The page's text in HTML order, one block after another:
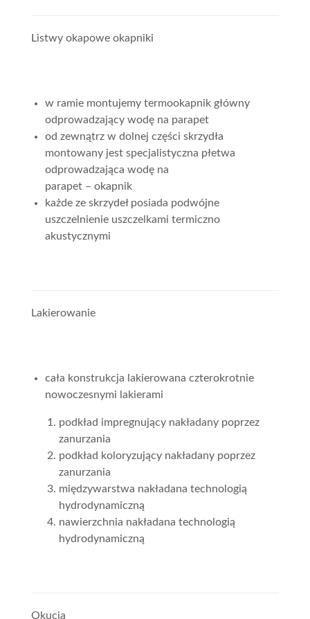
Listwy okapowe okapniki
w ramie montujemy termookapnik główny
odprowadzający wodę na parapet
od zewnątrz w dolnej części skrzydła
montowany jest specjalistyczna płetwa
odprowadzająca wodę na
parapet – okapnik
każde ze skrzydeł posiada podwójne
uszczelnienie uszczelkami termiczno
akustycznymi
Lakierowanie
cała konstrukcja lakierowana czterokrotnie
nowoczesnymi lakierami
podkład impregnujący nakładany poprzez
zanurzania
podkład koloryzujący nakładany poprzez
zanurzania
międzywarstwa nakładana technologią
hydrodynamiczną
nawierzchnia nakładana technologią
hydrodynamiczną
Okucia